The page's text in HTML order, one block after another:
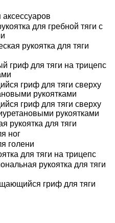
для гребной тяги с
рукоятка для тяги
гриф для тяги на трицепс
гриф для тяги сверху
рукоятками
гриф для тяги сверху
рукоятками
рукоятка для тяги
ног
голени
для тяги на трицепс
рукоятка для тяги
гриф для тяги